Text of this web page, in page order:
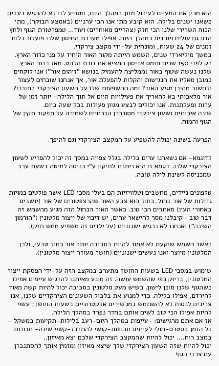
הוא מכין את המעיים לעיכול מזון במהלך היום, ומסייע לנו לא להרגיש רעבים
כשאנו ישנים בלילה. הוא קובע מתי אנו הכי ערניים (באמצע הבוקר), מתי
הכוח השרירי שלנו הכי חזק (צהריים מאוחרים) ועוד... טמפרטורת הגוף ולחץ
הדם גם עולים ויורדים במהלך היום. אפילו מערכת החיסון שלנו פועלת בלוח
זמנים של 24 שעות, ומונחית על-ידי מקצב צירקדי.
במשך מיליארדי שנים, השמש הייתה מקור האור היחיד על פני כדור הארץ.
רק לפני 150 שנים תומס אדיסון המציא את נורת הלהט. מאז כדור הארץ
שלנו נעשה שטוף באור (ממליצה להעמיק בנושא "זיהום אור") אנו לוקחים
כמובן מאליו את הנגישות והקלות להפעלת אור, אך אנחנו שוכחים לעצור
ולחשוב מהיכן מגיע האור? ומה ההשפעות שלו על השעון הצירקדי בתוכנו?
אור מלאכותי בא להאריך את פעילויות היום אל תוך הלילה- יותר זמן של
ערות ופעלתנות. אנו יכולים לבצע מגוון פעולות בכל שעה ביום.
שינה איכותית ושעון צירקדי מסונכרן הכרחיים לשמירה על תפקוד תקין של
הגוף והמוח.
הפרעה בשינה יכולה להשפיע על המקצב הצירקדי וגם להיפך.
לדוגמא- אם נשארנו ערים בלילה בגלל צפייה במסך זה יכול להפריע לשעון
הצירקדי שלנו. דוגמא זו היא ניתנת לתיקון ע"י כניסה למיטה בשעת ערב
שמכניסה לשינת לילה טובה.
טלפונים ניידים, מחשבים וטלוויזיות הם בעלי מסכי LED אשר פולטים כמויות
גדולות של אור כחול. כחול הוא צבע האור שהרצפטורים של אור (יושבים
באחורי העין) מאתרים הכי טוב. כאשר האור הכחול הזה מגיע מהשמש זה
דבר טוב –קיבלנו מסר להישאר ערים, יש דיכוי של ייצור מלטונין ("הורמון
השינה") ואנחנו לא נרגיש ישנוניים (על ילדים זה משפיע ממש חזק).
כאשר השמש שוקעת לא אמור להיות בסביבה יותר אור כחול טבעי, ולכן
המלטונין מיוצר ואנו נעשים ישנוניים (חושך מעורר ייצור מלטונין).
שימוש במסכי LED בשעות החושך מתערב במקצב הזה על-ידי הפסקת ייצור
המלטונין, בדיוק כפי שהשמש עושה. זה מונע מאיתנו להרגיש עייפים אפילו
כשהגוף שלנו מוכן לישון. כשיש מעט מלטונין בסביבה יכול להיות קשה מאוד
להירדם, אפילו בלילה. כדי למנוע את בלבול השעונים הצירקדיים שלנו, אנו
צריכים לנסות לא להשתמש במכשירים אלקטרוניים בשעות החושך; עשוי
להיות אפילו הכי טוב לשים אותם בחדר נפרד במהלך הלילה.
אז אם אתם מרגישים: -עייפות במהלך היום-רעב בלילות-תקיעות במשקל -
כל הזמן בסטרס-חולי לעיתים תכופות-קושי להתרכז-קשיי שינה- תנודות
במצב רוח…. יכול להיות שהמקצב הצירקדי שלכם יצא מאיזון..
יכול להיות שזה השעון הצירקדי שלך שיצא מאיזון ומזמין אותך להסתנכרן
עם צרכי הגוף